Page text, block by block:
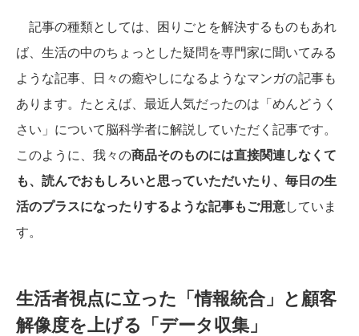
記事の種類としては、困りごとを解決するものもあれ
ば、生活の中のちょっとした疑問を専門家に聞いてみる
ような記事、日々の癒やしになるようなマンガの記事も
あります。たとえば、最近人気だったのは「めんどうく
さい」について脳科学者に解説していただく記事です。
このように、我々の商品そのものには直接関連しなくて
も、読んでおもしろいと思っていただいたり、毎日の生
活のプラスになったりするような記事もご用意していま
す。
生活者視点に立った「情報統合」と顧客
解像度を上げる「データ収集」